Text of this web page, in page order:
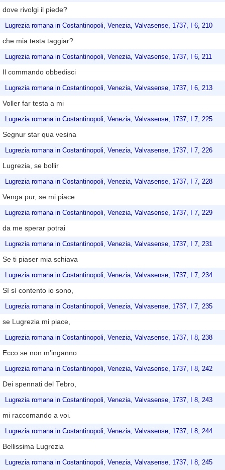
dove rivolgi il piede?
Lugrezia romana in Costantinopoli, Venezia, Valvasense, 1737, I 6, 210
che mia testa taggiar?
Lugrezia romana in Costantinopoli, Venezia, Valvasense, 1737, I 6, 211
Il commando obbedisci
Lugrezia romana in Costantinopoli, Venezia, Valvasense, 1737, I 6, 213
Voller far testa a mi
Lugrezia romana in Costantinopoli, Venezia, Valvasense, 1737, I 7, 225
Segnur star qua vesina
Lugrezia romana in Costantinopoli, Venezia, Valvasense, 1737, I 7, 226
Lugrezia, se bollir
Lugrezia romana in Costantinopoli, Venezia, Valvasense, 1737, I 7, 228
Venga pur, se mi piace
Lugrezia romana in Costantinopoli, Venezia, Valvasense, 1737, I 7, 229
da me sperar potrai
Lugrezia romana in Costantinopoli, Venezia, Valvasense, 1737, I 7, 231
Se ti piaser mia schiava
Lugrezia romana in Costantinopoli, Venezia, Valvasense, 1737, I 7, 234
Sì sì contento io sono,
Lugrezia romana in Costantinopoli, Venezia, Valvasense, 1737, I 7, 235
se Lugrezia mi piace,
Lugrezia romana in Costantinopoli, Venezia, Valvasense, 1737, I 8, 238
Ecco se non m’inganno
Lugrezia romana in Costantinopoli, Venezia, Valvasense, 1737, I 8, 242
Dei spennati del Tebro,
Lugrezia romana in Costantinopoli, Venezia, Valvasense, 1737, I 8, 243
mi raccomando a voi.
Lugrezia romana in Costantinopoli, Venezia, Valvasense, 1737, I 8, 244
Bellissima Lugrezia
Lugrezia romana in Costantinopoli, Venezia, Valvasense, 1737, I 8, 245